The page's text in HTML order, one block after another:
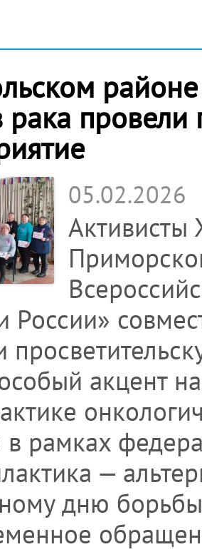
рака провели
05.02.2026
Активисты
России»
акцент
рамках
—
дню